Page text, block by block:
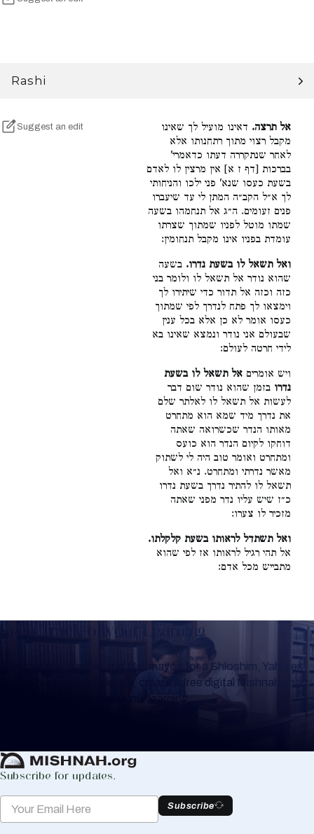
Rashi
Suggest an edit אל תרצה. דאינו מועיל לך שאינו
מקבל רצוי מתוך רתחנותו אלא
לאחר שנתקררה דעתו כדאמרי'
בברכות [דף ז א] אין מרצין לו לאדם
בשעת כעסו שנא' פני ילכו והניחותי
לך א״ל הקב״ה המתן לי עד שיעברו
פנים זעומים. ה״ג אל תנחמהו בשעה
שמתו מוטל לפניו שמתוך שצרתו
עומדת בפניו אינו מקבל תנחומין:
ואל תשאל לו בשעת נדרו. בשעה
שהוא נודר אל תשאל לו ולומר בני
כזה וכזה אל תדור כדי שיתירו לך
וימצאו לך פתח לנדרך לפי שמתוך
כעסו אומר לא כן אלא בכל ענין
שבעולם אני נודר ונמצא שאינו בא
לידי חרטה לעולם:
ויש אומרים אל תשאל לו בשעת
נדרו בזמן שהוא נודר שום דבר
לעשות אל תשאל לו לאלתר שלם
את נדרך מיד שמא הוא מתחרט
מאותו הנדר שכשרואה שאתה
דוחקו לקיום הנדר הוא כועס
ומתחרט ואומר טוב היה לי לשתוק
מאשר נדרתי ומתחרט. נ״א ואל
תשאל לו להתיר נדרך בשעת נדרו
כ״ז שיש עליו נדר מפני שאתה
מזכיר לו צערו:
ואל תשתדל לראותו בשעת קלקלתו.
אל תהי רגיל לראותו אז לפי שהוא
מתבייש מכל אדם:
Keep Track of your Learning
Whether you are learning Mishnayos for a Shloshim, Yahrzeit
or for your own knowledge, create a free digital Mishnah chart
to help you keep track of your learning.
Subscribe for updates.
Subscribe